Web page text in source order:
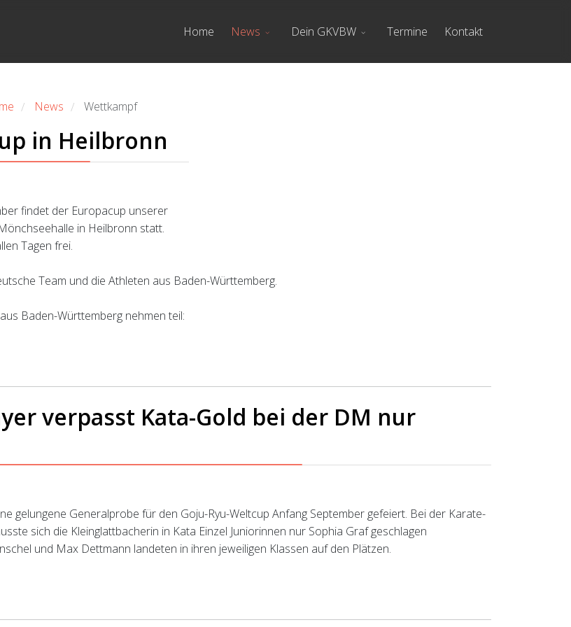
Home News Dein GKVBW Termine Kontakt
/ News / Wettkampf
in Heilbronn
findet der Europacup unserer
in Heilbronn statt.
Tagen frei.
Team und die Athleten aus Baden-Württemberg.
Baden-Württemberg nehmen teil:
verpasst Kata-Gold bei der DM nur
gelungene Generalprobe für den Goju-Ryu-Weltcup Anfang September gefeiert. Bei der Karate-
sich die Kleinglattbacherin in Kata Einzel Juniorinnen nur Sophia Graf geschlagen
und Max Dettmann landeten in ihren jeweiligen Klassen auf den Plätzen.